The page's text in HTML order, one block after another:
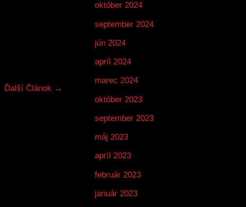
Ďalší Článok →
október 2024
september 2024
jún 2024
apríl 2024
marec 2024
október 2023
september 2023
máj 2023
apríl 2023
február 2023
január 2023